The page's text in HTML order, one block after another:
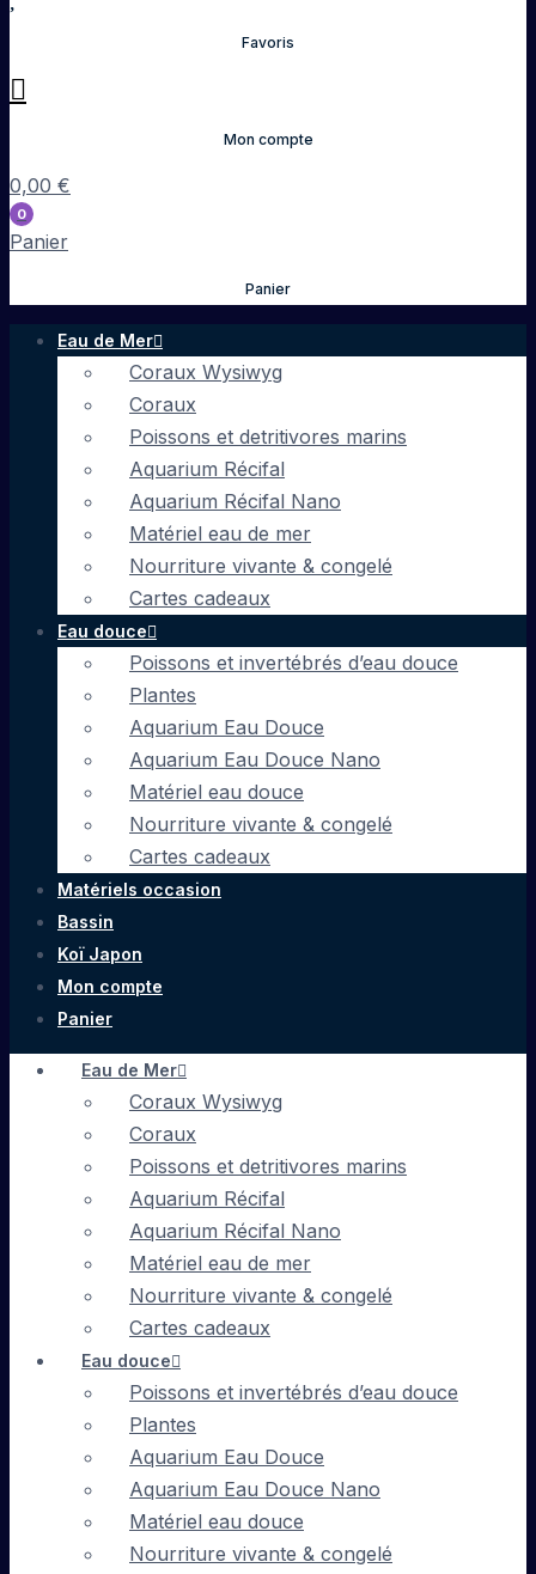
Favoris
Mon compte
0,00 €
0
Panier
Panier
Eau de Mer
Coraux Wysiwyg
Coraux
Poissons et detritivores marins
Aquarium Récifal
Aquarium Récifal Nano
Matériel eau de mer
Nourriture vivante & congelé
Cartes cadeaux
Eau douce
Poissons et invertébrés d’eau douce
Plantes
Aquarium Eau Douce
Aquarium Eau Douce Nano
Matériel eau douce
Nourriture vivante & congelé
Cartes cadeaux
Matériels occasion
Bassin
Koï Japon
Mon compte
Panier
Eau de Mer
Coraux Wysiwyg
Coraux
Poissons et detritivores marins
Aquarium Récifal
Aquarium Récifal Nano
Matériel eau de mer
Nourriture vivante & congelé
Cartes cadeaux
Eau douce
Poissons et invertébrés d’eau douce
Plantes
Aquarium Eau Douce
Aquarium Eau Douce Nano
Matériel eau douce
Nourriture vivante & congelé